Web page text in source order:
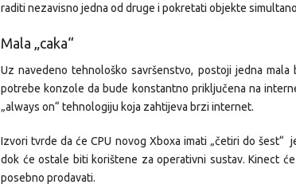
raditi nezavisno jedna od druge i pokretati objekte
Mala „caka“
Uz navedeno tehnološko savršenstvo, postoji jedna
potrebe konzole da bude konstantno priključena na
„always on“ tehnologiju koja zahtijeva brzi internet.
Izvori tvrde da će CPU novog Xboxa imati „četiri do šest“
dok će ostale biti korištene za operativni sustav. Kinect
posebno prodavati.